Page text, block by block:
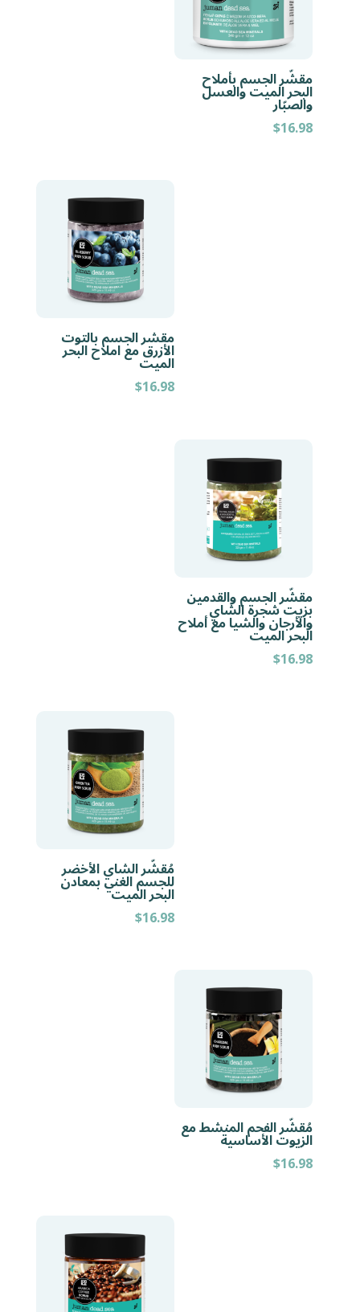
مقشّر الجسم بأملاح
البحر الميت والعسل
والصبّار
$16.98
مقشر الجسم بالتوت
الأزرق مع املاح البحر
الميت
$16.98
مقشّر الجسم والقدمين
بزيت شجرة الشاي
والأرجان والشيا مع أملاح
البحر الميت
$16.98
مُقشّر الشاي الأخضر
للجسم الغني بمعادن
البحر الميت
$16.98
مُقشّر الفحم المنشط مع
الزيوت الأساسية
$16.98